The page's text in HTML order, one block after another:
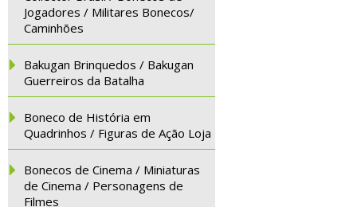
Jogadores / Militares Bonecos/
Caminhões
Bakugan Brinquedos / Bakugan
Guerreiros da Batalha
Boneco de História em
Quadrinhos / Figuras de Ação Loja
Bonecos de Cinema / Miniaturas
de Cinema / Personagens de
Filmes